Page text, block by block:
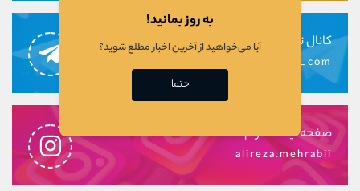
کانال تلگرام
alirezamehrabi_com
صفحه اینستاگرام
alireza.mehrabii
به روز بمانید!
آیا می‌خواهید از آخرین اخبار مطلع شوید؟
حتما